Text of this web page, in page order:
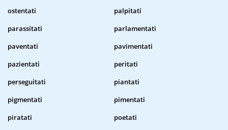
ostentati
palpitati
parassitati
parlamentati
paventati
pavimentati
pazientati
peritati
perseguitati
piantati
pigmentati
pimentati
piratati
poetati